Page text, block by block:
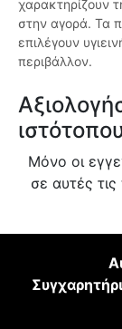
χαρακτηρίζουν
στην αγορά. Τα
επιλέγουν
περιβάλλον.
Μόνο οι
σε αυτές